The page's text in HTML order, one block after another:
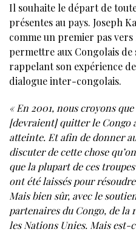
Il souhaite le départ de
présentes au pays. Joseph
comme un premier pas
permettre aux Congolais
rappelant son expérience
dialogue inter-congolais.
« En 2001, nous croyons
[devraient] quitter le Congo
atteinte. Et afin de donner
discuter de cette chose
que la plupart de ces
ont été laissés pour
Mais bien sûr, avec le
partenaires du Congo, de
les Nations Unies. Mais est-